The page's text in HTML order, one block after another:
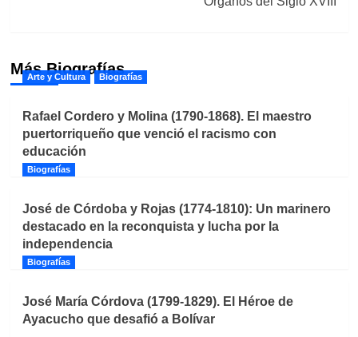
Más Biografías
Arte y Cultura Biografías
Rafael Cordero y Molina (1790-1868). El maestro
puertorriqueño que venció el racismo con
educación
Biografías
José de Córdoba y Rojas (1774-1810): Un marinero
destacado en la reconquista y lucha por la
independencia
Biografías
José María Córdova (1799-1829). El Héroe de
Ayacucho que desafió a Bolívar